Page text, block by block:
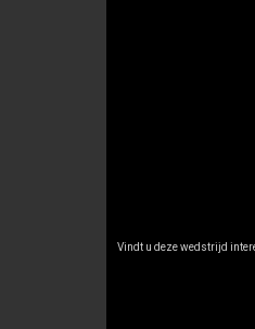
Vindt u deze wedstrijd